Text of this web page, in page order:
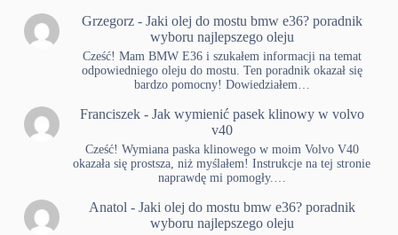
Grzegorz- Jaki olej do mostu bmw e36? poradnik
wyboru najlepszego oleju
Cześć! Mam BMW E36 i szukałem informacji na temat
odpowiedniego oleju do mostu. Ten poradnik okazał się
bardzo pomocny! Dowiedziałem…
Franciszek- Jak wymienić pasek klinowy w volvo
v40
Cześć! Wymiana paska klinowego w moim Volvo V40
okazała się prostsza, niż myślałem! Instrukcje na tej stronie
naprawdę mi pomogły.…
Anatol - Jaki olej do mostu bmw e36? poradnik
wyboru najlepszego oleju